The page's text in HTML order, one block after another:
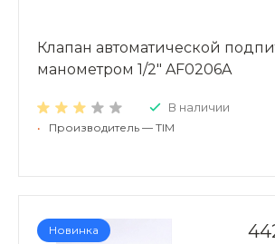
Клапан автоматической
манометром 1/2" AF0206A
В наличии
• Производитель — TIM
Новинка